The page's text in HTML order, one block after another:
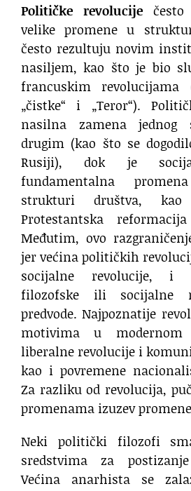
Političke revolucije
velike promene u
često rezultuju novim
nasiljem, kao što je bio
francuskim
„čistke“ i „Teror“).
nasilna zamena jednog
drugim (kao što se
Rusiji), dok je
fundamentalna
strukturi društva,
Protestantska
Međutim, ovo
jer većina političkih
socijalne revolucije, i
filozofske ili socijalne
predvode. Najpoznatije
motivima u
liberalne revolucije i
kao i povremene
Za razliku od revolucija,
promenama izuzev
Neki politički filozofi
sredstvima za
Većina anarhista se